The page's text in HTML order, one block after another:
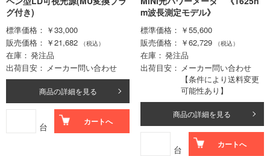
グ付き)
標準価格
￥33,000
販売価格
￥21,682 （税込）
在庫
発注品
出荷目安
メーカー問い合わせ
商品の詳細を見る
台 カートへ
m波長測定モデル》
標準価格
￥55,600
販売価格
￥62,729 （税込）
在庫
発注品
出荷目安
メーカー問い合わせ
【条件により送料変更
可能性あり】
商品の詳細を見る
台 カートへ